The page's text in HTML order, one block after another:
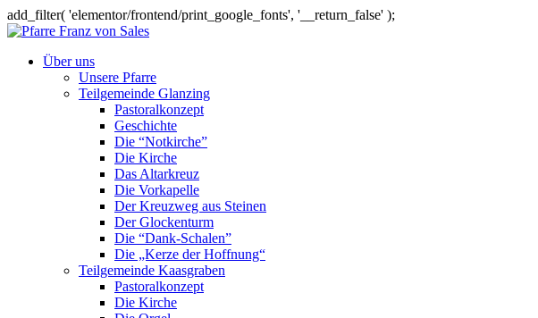
add_filter( 'elementor/frontend/print_google_fonts', '__return_false' );
Über uns
Unsere Pfarre
Teilgemeinde Glanzing
Pastoralkonzept
Geschichte
Die “Notkirche”
Die Kirche
Das Altarkreuz
Die Vorkapelle
Der Kreuzweg aus Steinen
Der Glockenturm
Die “Dank-Schalen”
Die „Kerze der Hoffnung“
Teilgemeinde Kaasgraben
Pastoralkonzept
Die Kirche